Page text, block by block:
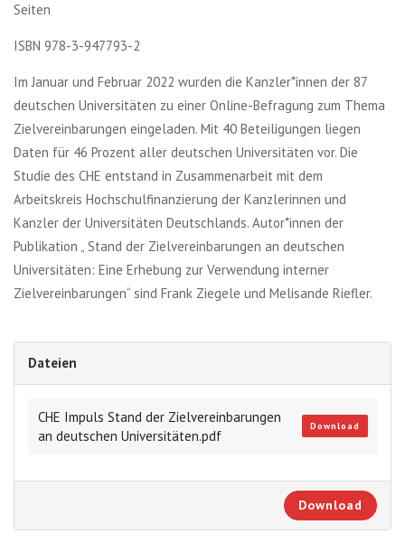
Seiten
ISBN 978-3-947793-2
Im Januar und Februar 2022 wurden die Kanzler*innen der 87
deutschen Universitäten zu einer Online-Befragung zum Thema
Zielvereinbarungen eingeladen. Mit 40 Beteiligungen liegen
Daten für 46 Prozent aller deutschen Universitäten vor. Die
Studie des CHE entstand in Zusammenarbeit mit dem
Arbeitskreis Hochschulfinanzierung der Kanzlerinnen und
Kanzler der Universitäten Deutschlands. Autor*innen der
Publikation „ Stand der Zielvereinbarungen an deutschen
Universitäten: Eine Erhebung zur Verwendung interner
Zielvereinbarungen“ sind Frank Ziegele und Melisande Riefler.
Dateien
CHE Impuls Stand der Zielvereinbarungen
an deutschen Universitäten.pdf
Download
Download